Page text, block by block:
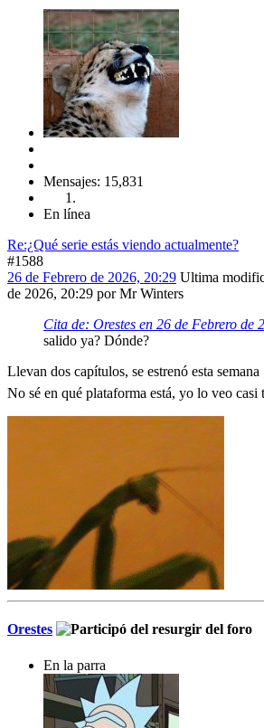
Mensajes: 15,831
En línea
Re:¿Qué serie estás viendo actualmente?
#1588
26 de Febrero de 2026, 20:29 Ultima
de 2026, 20:29 por Mr Winters
Cita de: Orestes en 26 de Febrero de
salido ya? Dónde?
Llevan dos capítulos, se estrenó esta semana
No sé en qué plataforma está, yo lo veo casi
Orestes
En la parra